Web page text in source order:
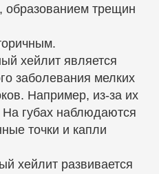
трещин
хейлит является
заболевания мелких
Например, из-за их
губах наблюдаются
точки и капли
хейлит развивается